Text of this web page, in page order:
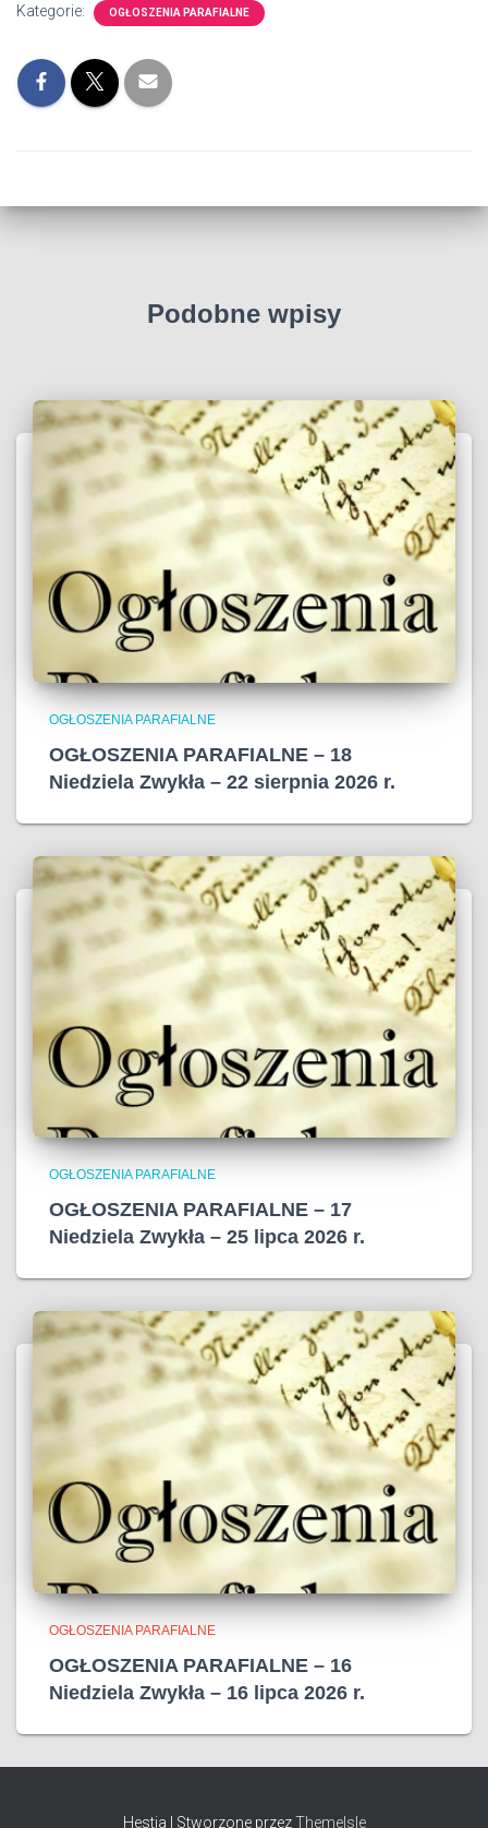
Kategorie: OGŁOSZENIA PARAFIALNE
Podobne wpisy
OGŁOSZENIA PARAFIALNE
OGŁOSZENIA PARAFIALNE – 18
Niedziela Zwykła – 22 sierpnia 2026 r.
OGŁOSZENIA PARAFIALNE
OGŁOSZENIA PARAFIALNE – 17
Niedziela Zwykła – 25 lipca 2026 r.
OGŁOSZENIA PARAFIALNE
OGŁOSZENIA PARAFIALNE – 16
Niedziela Zwykła – 16 lipca 2026 r.
Hestia | Stworzone przezThemeIsle